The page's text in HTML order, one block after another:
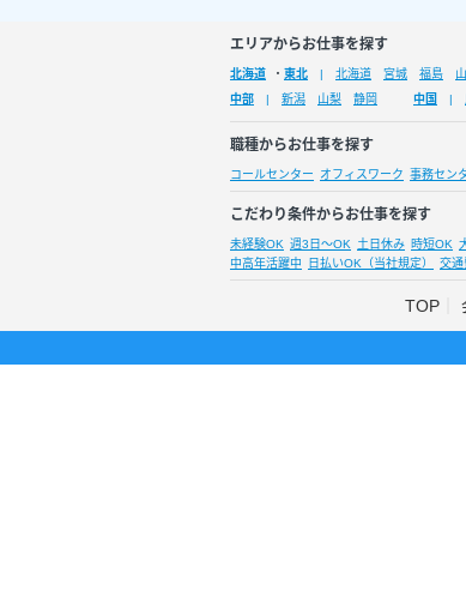
エリアからお仕事を探す
北海道 ・ 東北 北海道 宮城 福島
中部
新潟 山梨 静岡 中国
職種からお仕事を探す
コールセンター オフィスワーク 事務セン
こだわり条件からお仕事を探す
未経験OK 週3日～OK 土日休み 時短OK
中高年活躍中
日払いOK（当社規定） 交通
TOP